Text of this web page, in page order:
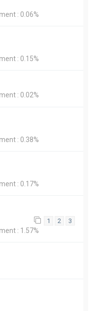
: 0.06%
: 0.15%
: 0.02%
: 0.38%
: 0.17%
1 2 3
: 1.57%